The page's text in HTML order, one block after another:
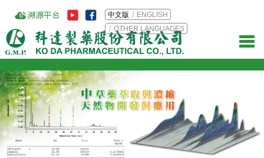
中文版
ENGLISH
OTHER LANGUAGES